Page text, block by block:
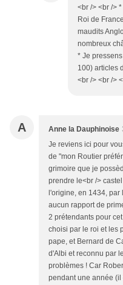
<br /> <br />
Roi de
maudits
nombreux
* Je
100) articles
<br /> <br />
A Anne la Dauphinoise
Je reviens ici pour
de "mon Routier
grimoire que je
prendre le<br />
l'origine, en 1434,
aucun rapport de
2 prétendants pour
choisi par le roi et les
pape, et Bernard de
d'Albi et reconnu par
problèmes ! Car
pendant une année